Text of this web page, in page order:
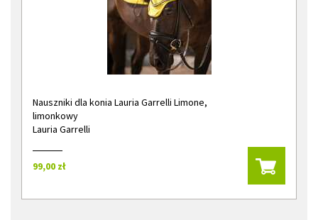
Nauszniki dla konia Lauria Garrelli Limone,
limonkowy
Lauria Garrelli
99,00 zł